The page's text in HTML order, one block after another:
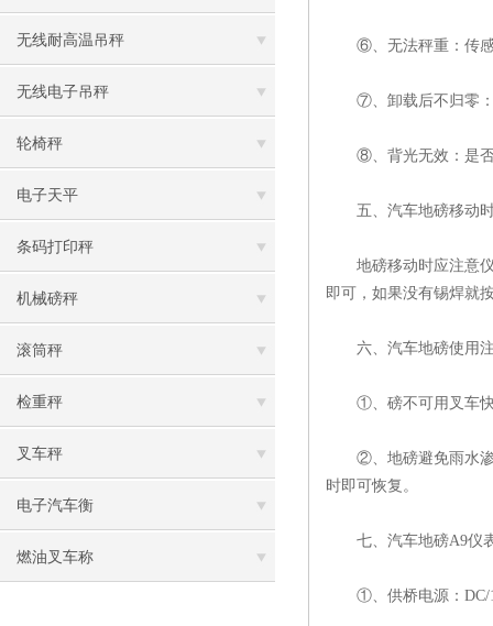
无线耐高温吊秤
无线电子吊秤
轮椅秤
电子天平
条码打印秤
机械磅秤
滚筒秤
检重秤
叉车秤
电子汽车衡
燃油叉车称
⑥、无法秤重：传感
⑦、卸载后不归零：
⑧、背光无效：是否
五、汽车地磅移动时
地磅移动时应注意仪
即可，如果没有锡焊就
六、汽车地磅使用注
①、磅不可用叉车快
②、地磅避免雨水渗泡
时即可恢复。
七、汽车地磅A9仪
①、供桥电源：DC/